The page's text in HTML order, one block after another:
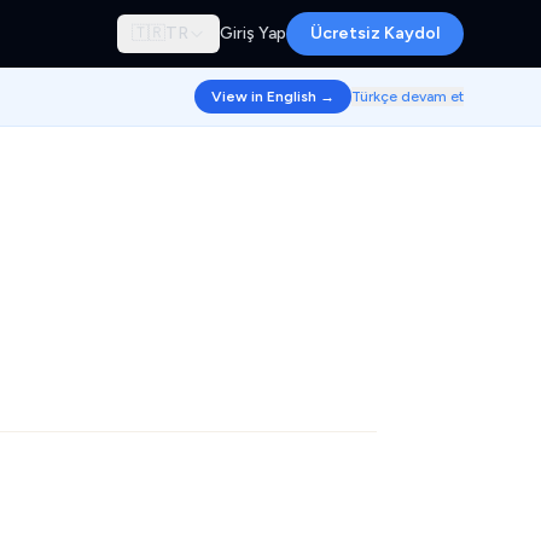
🇹🇷 TR Giriş Yap Ücretsiz Kaydol
View in English → Türkçe devam et